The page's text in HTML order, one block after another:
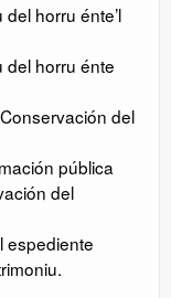
horru énte’l
horru énte
del
pública
del
espediente